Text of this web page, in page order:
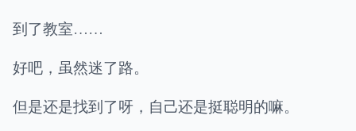
到了教室……
好吧，虽然迷了路。
但是还是找到了呀，自己还是挺聪明的嘛。